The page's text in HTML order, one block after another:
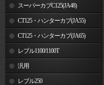
スーパーカブC125(JA48)
CT125・ハンターカブ(JA55)
CT125・ハンターカブ(JA65)
レブル1100/1100T
汎用
レブル250